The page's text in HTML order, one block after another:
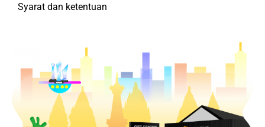
Syarat dan ketentuan